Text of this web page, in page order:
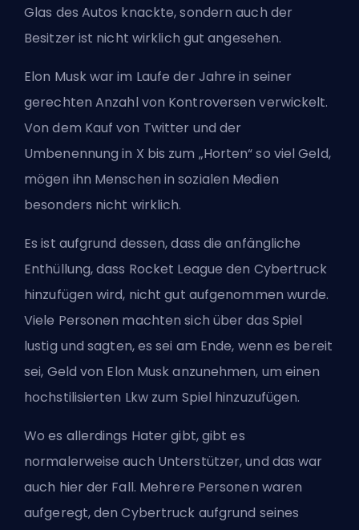
Glas des Autos knackte, sondern auch der
Besitzer ist nicht wirklich gut angesehen.
Elon Musk war im Laufe der Jahre in seiner
gerechten Anzahl von Kontroversen verwickelt.
Von dem Kauf von Twitter und der
Umbenennung in X bis zum „Horten“ so viel Geld,
mögen ihn Menschen in sozialen Medien
besonders nicht wirklich.
Es ist aufgrund dessen, dass die anfängliche
Enthüllung, dass Rocket League den Cybertruck
hinzufügen wird, nicht gut aufgenommen wurde.
Viele Personen machten sich über das Spiel
lustig und sagten, es sei am Ende, wenn es bereit
sei, Geld von Elon Musk anzunehmen, um einen
hochstilisierten Lkw zum Spiel hinzuzufügen.
Wo es allerdings Hater gibt, gibt es
normalerweise auch Unterstützer, und das war
auch hier der Fall. Mehrere Personen waren
aufgeregt, den Cybertruck aufgrund seines